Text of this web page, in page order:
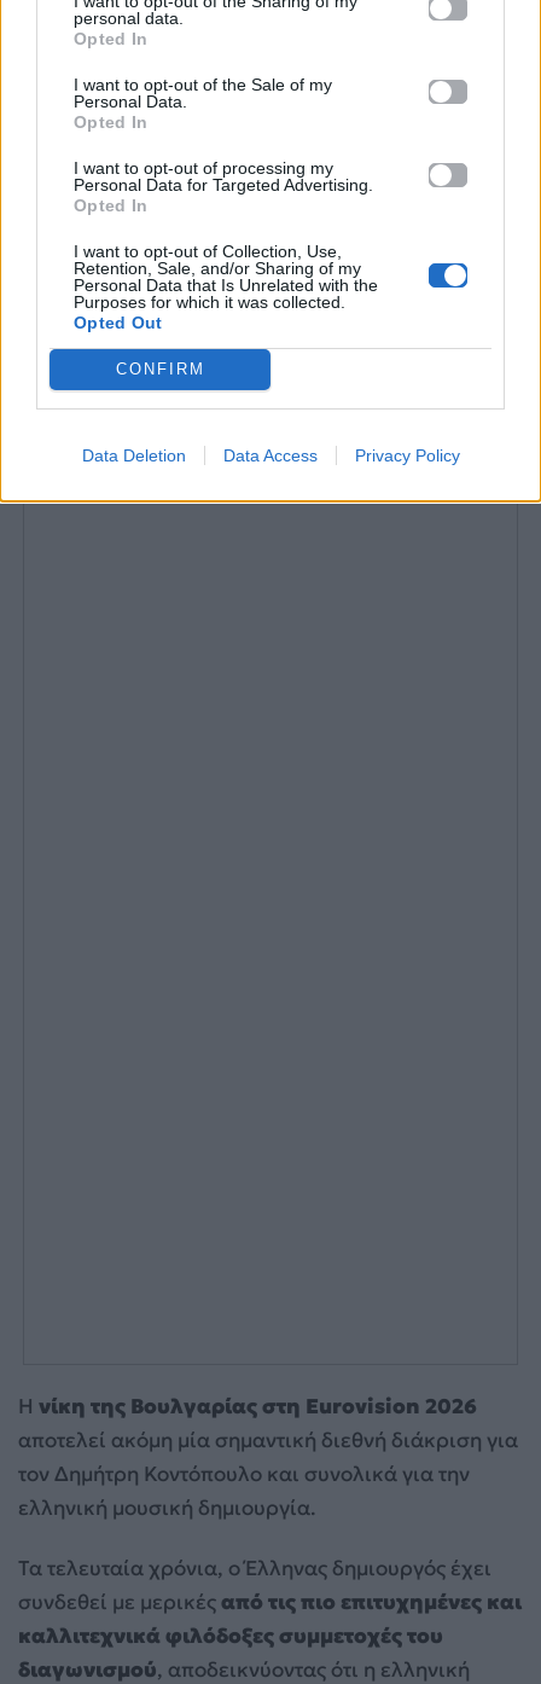
personal data.
Opted In
I want to opt-out of the Sale of my
Personal Data.
Opted In
I want to opt-out of processing my
Personal Data for Targeted Advertising.
Opted In
I want to opt-out of Collection, Use,
Retention, Sale, and/or Sharing of my
Personal Data that Is Unrelated with the
Purposes for which it was collected.
Opted Out
CONFIRM
Data Deletion Data Access Privacy Policy
Η νίκη της Βουλγαρίας στη Eurovision 2026
αποτελεί ακόμη μία σημαντική διεθνή διάκριση για
τον Δημήτρη Κοντόπουλο και συνολικά για την
ελληνική μουσική δημιουργία.
Τα τελευταία χρόνια, ο Έλληνας δημιουργός έχει
συνδεθεί με μερικέςαπό τις πιο επιτυχημένες και
καλλιτεχνικά φιλόδοξες συμμετοχές του
διαγωνισμού, αποδεικνύοντας ότι η ελληνική